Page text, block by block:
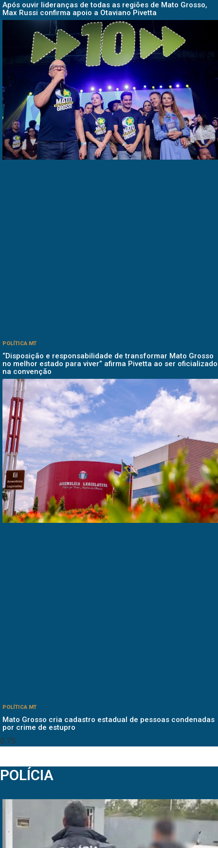
Após ouvir lideranças de todas as regiões de Mato Grosso,
Max Russi confirma apoio a Otaviano Pivetta
POLÍTICA MT
“Disposição e responsabilidade de transformar Mato Grosso
no melhor estado para viver” afirma Pivetta ao ser oficializado
na convenção
POLÍTICA MT
Mato Grosso cria cadastro estadual de pessoas condenadas
por crime de estupro
POLÍCIA